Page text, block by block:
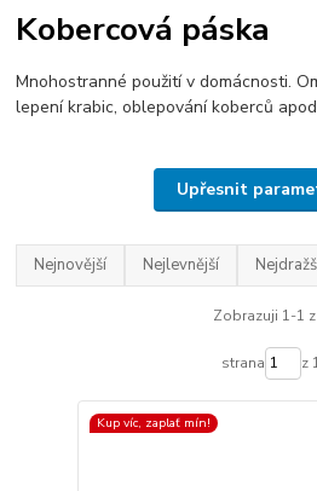
Kobercová páska
Mnohostranné použití v domácnosti.
lepení krabic, oblepování koberců
Upřesnit
Nejnovější Nejlevnější
Zobrazuji 1-1
strana z
Kup víc, zaplať mín!